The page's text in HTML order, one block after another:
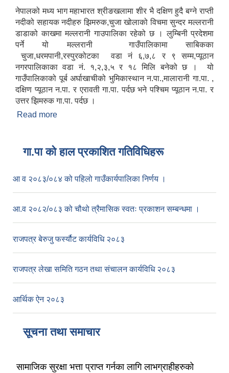
नेपालको मध्य भाग महाभारत श्रीङखलामा शीर भै दक्षिण हुदै बग्ने राप्ती
नदीको सहायक नदीहरु झिमरुक,चुजा खोलाको विचमा सुन्दर मल्लरानी
डाडाको काखमा मल्लरानी गाउपालिका रहेको छ । लुम्बिनी प्रदेशमा
पर्ने यो मल्लरानी गाउँपालिकामा साबिकका
चुजा,धरमपानी,रस्पुरकोटका वडा नं ६,७,८ र ९ सम्म,प्यूठान
नगरपालिकाका वडा नं. १,२,३,५ र १८ मिलि बनेको छ । यो
गाउँपालिकाको पूर्ब अर्घाखाचीको भुमिकास्थान न.पा.,मालारानी गा.पा. ,
दक्षिण प्यूठान न.पा. र एरावती गा.पा. पर्दछ भने पश्चिम प्यूठान न.पा. र
उत्तर झिमरुक गा.पा. पर्दछ ।
Read more
गा.पा काे हाल प्रकाशित गतिविधिहरू
आ व २०८३/०८४ को पहिलो गाउँकार्यपालिका निर्णय ।
आ.व २०८२/०८३ को चौथो त्रैमासिक स्वतः प्रकाशन सम्बन्धमा ।
राजपत्र बेरुजु फर्स्यौट कार्यविधि २०८३
राजपत्र लेखा समिति गठन तथा संचालन कार्यविधि २०८३
आर्थिक ऐन २०८३
सूचना तथा समाचार
सामाजिक सुरक्षा भत्ता प्राप्त गर्नका लागि लाभग्राहीहरुको